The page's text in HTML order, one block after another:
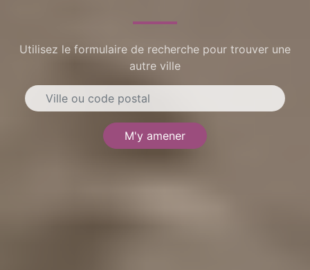
Utilisez le formulaire de recherche pour trouver une
autre ville
M'y amener